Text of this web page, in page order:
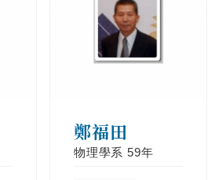
鄭福田
物理學系 59年